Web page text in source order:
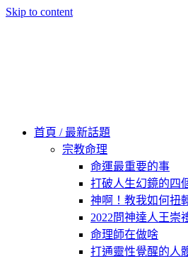
Skip to content
首頁 / 最新話題
宗教命理
命運最重要的事
打破人生幻鏡的四
神啊！教我如何扭
2022問神達人王崇
命理師在做啥
打通靈性覺醒的人